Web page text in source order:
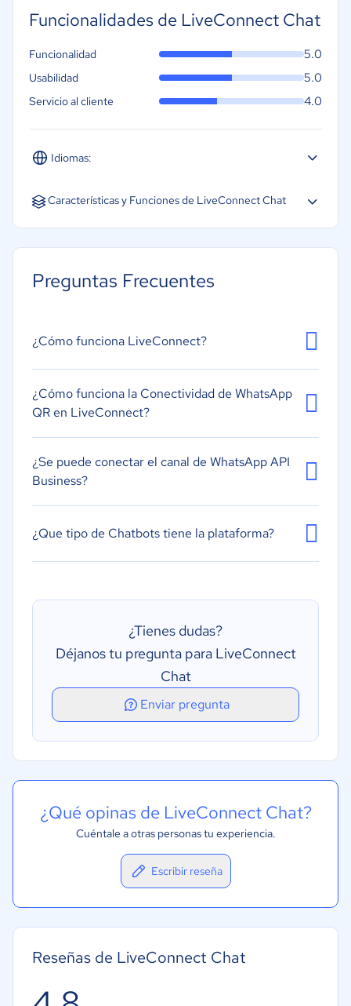
10 Artículos para Catálogo
Soporte Básico
Plataforma de Tickets
Soporte
Funcionalidades de LiveConnect Chat
Idiomas:
Español
Funcionalidad 5.0
Usabilidad 5.0
Servicio al cliente 4.0
Características y Funciones de LiveConnect Chat
Generación de ChatBot
Acceso a API
Mensajes Masivos
Preguntas Frecuentes
¿Cómo funciona LiveConnect?
¿Cómo funciona la Conectividad de WhatsApp
QR en LiveConnect?
¿Se puede conectar el canal de WhatsApp API
Business?
¿Que tipo de Chatbots tiene la plataforma?
¿Tienes dudas?
Déjanos tu pregunta para LiveConnect
Chat
Enviar pregunta
¿Qué opinas de LiveConnect Chat?
Cuéntale a otras personas tu experiencia.
Escribir reseña
Reseñas de LiveConnect Chat